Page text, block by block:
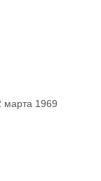
марта 1969